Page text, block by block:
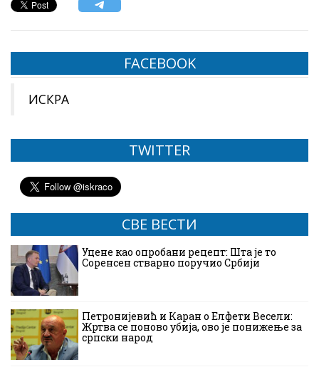
FACEBOOK
ИСКРА
TWITTER
СВЕ ВЕСТИ
Уцене као опробани рецепт: Шта је то
Соренсен стварно поручио Србији
Петронијевић и Каран о Елфети Весели:
Жртва се поново убија, ово је понижење за
српски народ